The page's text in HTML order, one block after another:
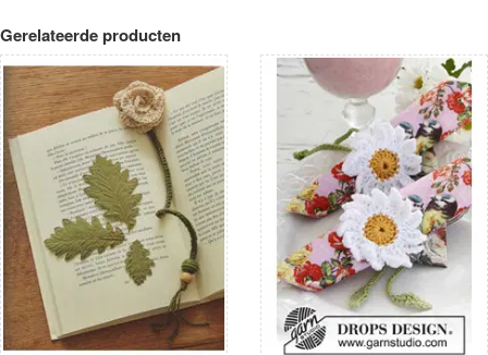
Gerelateerde producten